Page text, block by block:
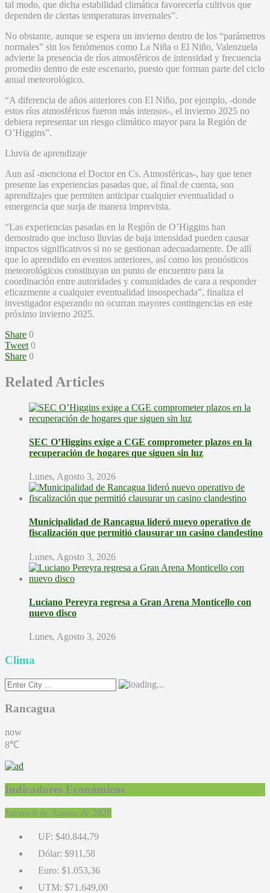
tal modo, que dicha estabilidad climática favorecería cultivos que
dependen de ciertas temperaturas invernales”.
No obstante, aunque se espera un invierno dentro de los “parámetros
normales” sin los fenómenos como La Niña o El Niño, Valenzuela
advierte la presencia de ríos atmosféricos de intensidad y frecuencia
promedio dentro de este escenario, puesto que forman parte del ciclo
anual meteorológico.
“A diferencia de años anteriores con El Niño, por ejemplo, -donde
estos ríos atmosféricos fueron más intensos-, el invierno 2025 no
debiera representar un riesgo climático mayor para la Región de
O’Higgins”.
Lluvia de aprendizaje
Aun así -menciona el Doctor en Cs. Atmosféricas-, hay que tener
presente las experiencias pasadas que, al final de cuenta, son
aprendizajes que permiten anticipar cualquier eventualidad o
emergencia que surja de manera imprevista.
“Las experiencias pasadas en la Región de O’Higgins han
demostrado que incluso lluvias de baja intensidad pueden causar
impactos significativos si no se gestionan adecuadamente. De allí
que lo aprendido en eventos anteriores, así como los pronósticos
meteorológicos constituyan un punto de encuentro para la
coordinación entre autoridades y comunidades de cara a responder
eficazmente a cualquier eventualidad insospechada”, finaliza el
investigador esperando no ocurran mayores contingencias en este
próximo invierno 2025.
Share 0
Tweet 0
Share 0
Related Articles
SEC O’Higgins exige a CGE comprometer plazos en la
recuperación de hogares que siguen sin luz
Lunes, Agosto 3, 2026
Municipalidad de Rancagua lideró nuevo operativo de
fiscalización que permitió clausurar un casino clandestino
Lunes, Agosto 3, 2026
Luciano Pereyra regresa a Gran Arena Monticello con
nuevo disco
Lunes, Agosto 3, 2026
Clima
Rancagua
now
8℃
Indicadores Económicos
Jueves 6 de Agosto de 2026
UF: $40.844,79
Dólar: $911,58
Euro: $1.053,36
UTM: $71.649,00